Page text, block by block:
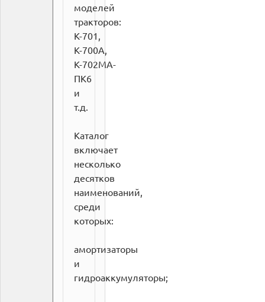
моделей
тракторов:
К-701,
К-700А,
К-702МА-
ПК6
и
т.д.
Каталог
включает
несколько
десятков
наименований,
среди
которых:
амортизаторы
и
гидроаккумуляторы;